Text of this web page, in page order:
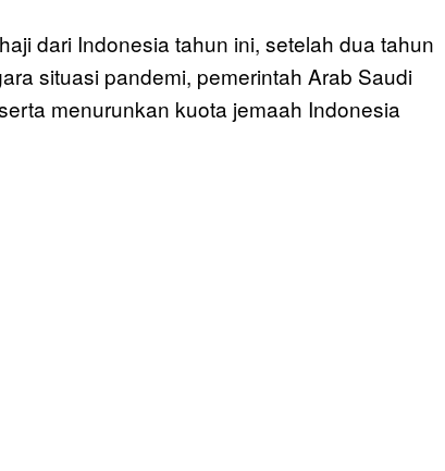
dari Indonesia tahun ini, setelah dua tahun
situasi pandemi, pemerintah Arab Saudi
menurunkan kuota jemaah Indonesia